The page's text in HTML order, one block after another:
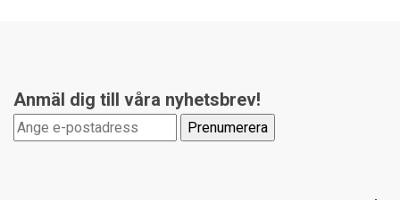
Anmäl dig till våra nyhetsbrev!